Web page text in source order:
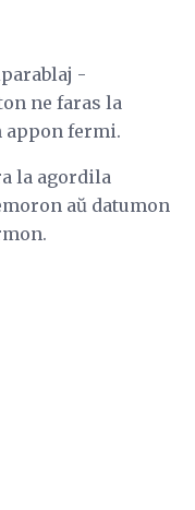
-
ne faras la
appon fermi.
la agordila
aŭ datumon